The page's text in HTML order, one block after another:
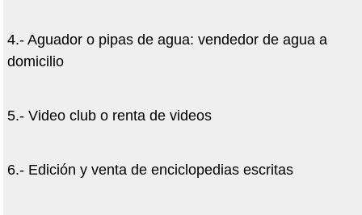
4.- Aguador o pipas de agua: vendedor de agua a
domicilio
5.- Video club o renta de videos
6.- Edición y venta de enciclopedias escritas